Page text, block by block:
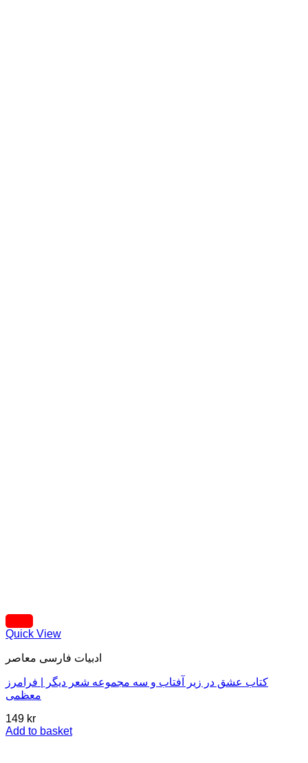
Quick View
ادبيات فارسی معاصر
کتاب عشق در زیر آفتاب و سه مجموعه شعر دیگر | فرامرز
معظمی
149 kr
Add to basket